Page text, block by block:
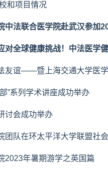
和项目情况
中法联合医学院赴武汉参加
对全球健康挑战！中法医学
友谊——暨上海交通大学医
”系列学术讲座成功举办
讨会成功举办
团队在环太平洋大学联盟社
2023年暑期游学之英国篇